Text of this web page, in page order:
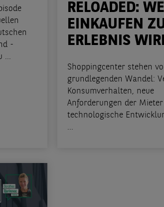
-
...
RELOADED:
EINKAUFEN
ERLEBNIS
Shoppingcenter stehen
grundlegenden Wandel:
Konsumverhalten, neue
Anforderungen der
technologische
...